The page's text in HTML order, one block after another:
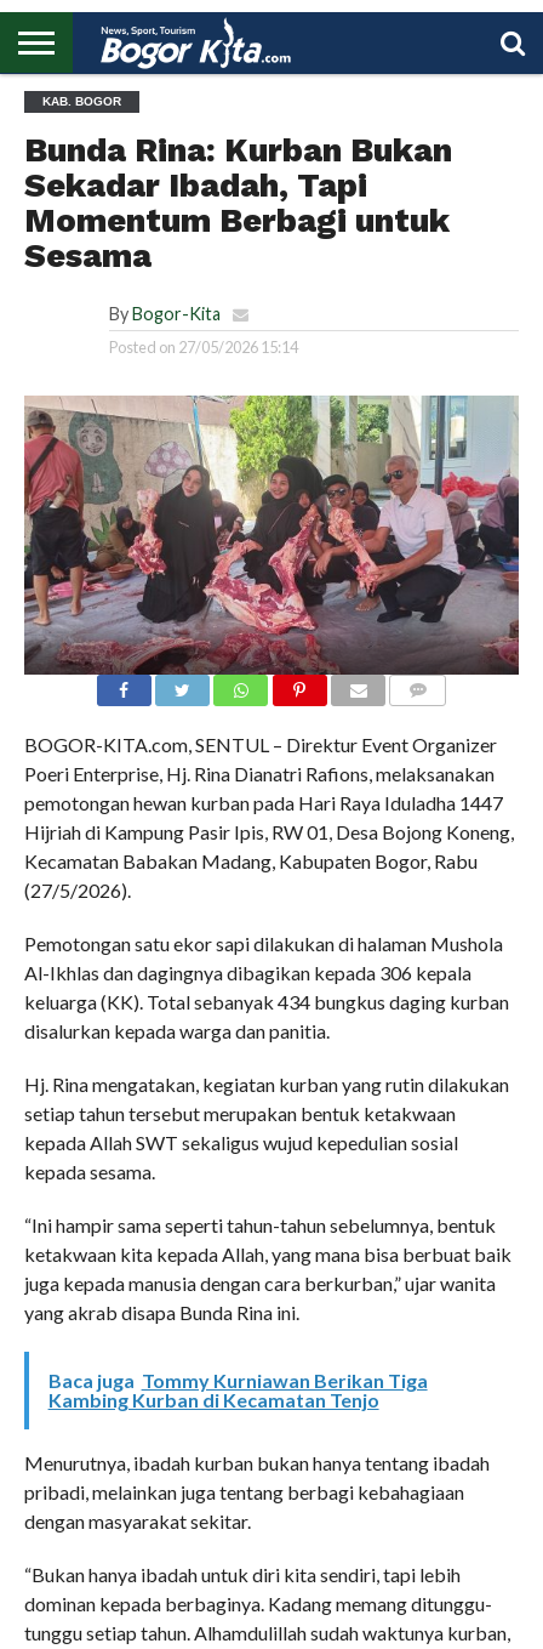
BOGOR
REGIONAL
NASIONAL
PENDIDIKAN
WISATA
OLAHRAGA
LAPORAN
PROFIL
KAB. BOGOR
Bunda Rina: Kurban Bukan
Sekadar Ibadah, Tapi
Momentum Berbagi untuk
Sesama
By Bogor-Kita
Posted on 27/05/2026 15:14
BOGOR-KITA.com, SENTUL – Direktur Event Organizer
Poeri Enterprise, Hj. Rina Dianatri Rafions, melaksanakan
pemotongan hewan kurban pada Hari Raya Iduladha 1447
Hijriah di Kampung Pasir Ipis, RW 01, Desa Bojong Koneng,
Kecamatan Babakan Madang, Kabupaten Bogor, Rabu
(27/5/2026).
Pemotongan satu ekor sapi dilakukan di halaman Mushola
Al-Ikhlas dan dagingnya dibagikan kepada 306 kepala
keluarga (KK). Total sebanyak 434 bungkus daging kurban
disalurkan kepada warga dan panitia.
Hj. Rina mengatakan, kegiatan kurban yang rutin dilakukan
setiap tahun tersebut merupakan bentuk ketakwaan
kepada Allah SWT sekaligus wujud kepedulian sosial
kepada sesama.
“Ini hampir sama seperti tahun-tahun sebelumnya, bentuk
ketakwaan kita kepada Allah, yang mana bisa berbuat baik
juga kepada manusia dengan cara berkurban,” ujar wanita
yang akrab disapa Bunda Rina ini.
Baca juga Tommy Kurniawan Berikan Tiga
Kambing Kurban di Kecamatan Tenjo
Menurutnya, ibadah kurban bukan hanya tentang ibadah
pribadi, melainkan juga tentang berbagi kebahagiaan
dengan masyarakat sekitar.
“Bukan hanya ibadah untuk diri kita sendiri, tapi lebih
dominan kepada berbaginya. Kadang memang ditunggu-
tunggu setiap tahun. Alhamdulillah sudah waktunya kurban,